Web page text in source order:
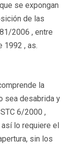
se expongan
de las
2006 , entre
1992 , as.
la
sea desabrida y
6/2000 ,
lo requiere el
sin los